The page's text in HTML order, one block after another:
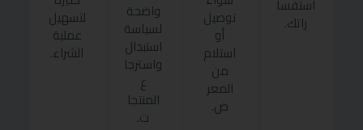
استفسا
راتك. توصيل
أو
استلام
من
المعر
ض.
واضحة
لسياسة
استبدال
واسترجا
ع
المنتجا
ت.
لتسهيل
عملية
الشراء.